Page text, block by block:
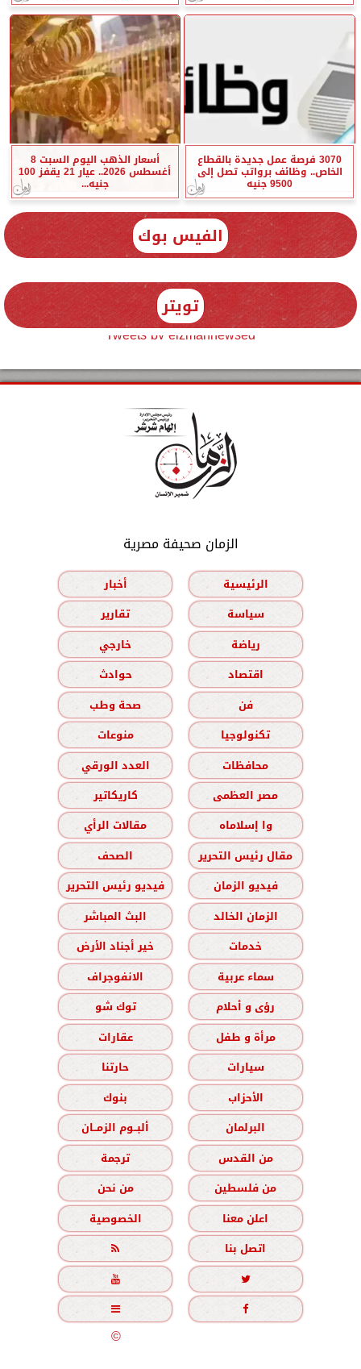
3070 فرصة عمل جديدة بالقطاع
الخاص.. وظائف برواتب تصل إلى
9500 جنيه
أسعار الذهب اليوم السبت 8
أغسطس 2026.. عيار 21 يقفز 100
جنيه...
الفيس بوك
تويتر
Tweets by elzmannewseg
الزمان صحيفة مصرية
الرئيسية
أخبار
سياسة
تقارير
رياضة
خارجي
اقتصاد
حوادث
فن
صحة وطب
تكنولوجيا
منوعات
محافظات
العدد الورقي
مصر العظمى
كاريكاتير
وا إسلاماه
مقالات الرأي
مقال رئيس التحرير
الصحف
فيديو الزمان
فيديو رئيس التحرير
الزمان الخالد
البث المباشر
خدمات
خير أجناد الأرض
سماء عربية
الانفوجراف
رؤى و أحلام
توك شو
مرأة و طفل
عقارات
سيارات
حارتنا
الأحزاب
بنوك
البرلمان
ألبــوم الزمــان
من القدس
ترجمة
من فلسطين
من نحن
اعلن معنا
الخصوصية
اتصل بنا





جميع الحقوق محفوظة©